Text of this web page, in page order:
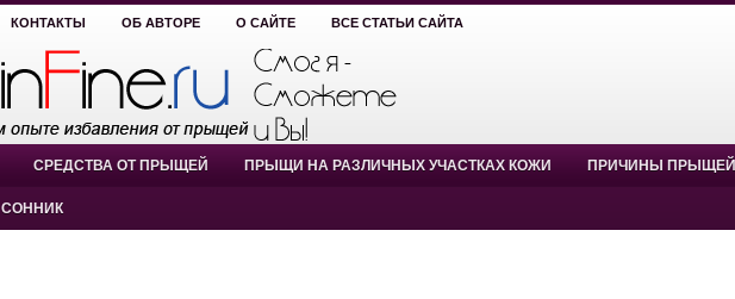
КОНТАКТЫ ОБ АВТОРЕ О САЙТЕ ВСЕ СТАТЬИ САЙТА
СРЕДСТВА ОТ ПРЫЩЕЙ ПРЫЩИ НА РАЗЛИЧНЫХ УЧАСТКАХ КОЖИ ПРИЧИНЫ ПРЫЩЕЙ
СОННИК